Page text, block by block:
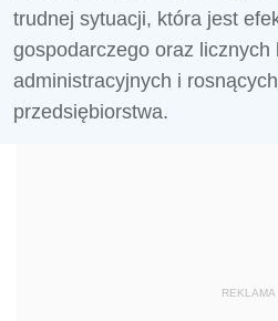
trudnej sytuacji, która jest
gospodarczego oraz licznych
administracyjnych i
przedsiębiorstwa.
REKLAMA